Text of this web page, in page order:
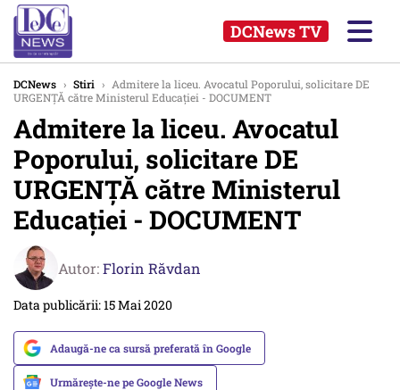
DCNews TV
DCNews › Stiri › Admitere la liceu. Avocatul Poporului, solicitare DE
URGENŢĂ către Ministerul Educaţiei - DOCUMENT
Admitere la liceu. Avocatul
Poporului, solicitare DE
URGENŢĂ către Ministerul
Educaţiei - DOCUMENT
Autor:Florin Răvdan
Data publicării: 15 Mai 2020
Adaugă-ne ca sursă preferată în Google
Urmărește-ne pe Google News